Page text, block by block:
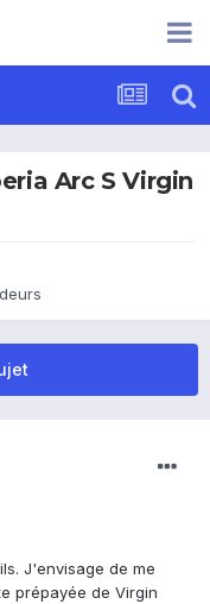
Arc S Virgin
J'envisage de me
prépayée de Virgin